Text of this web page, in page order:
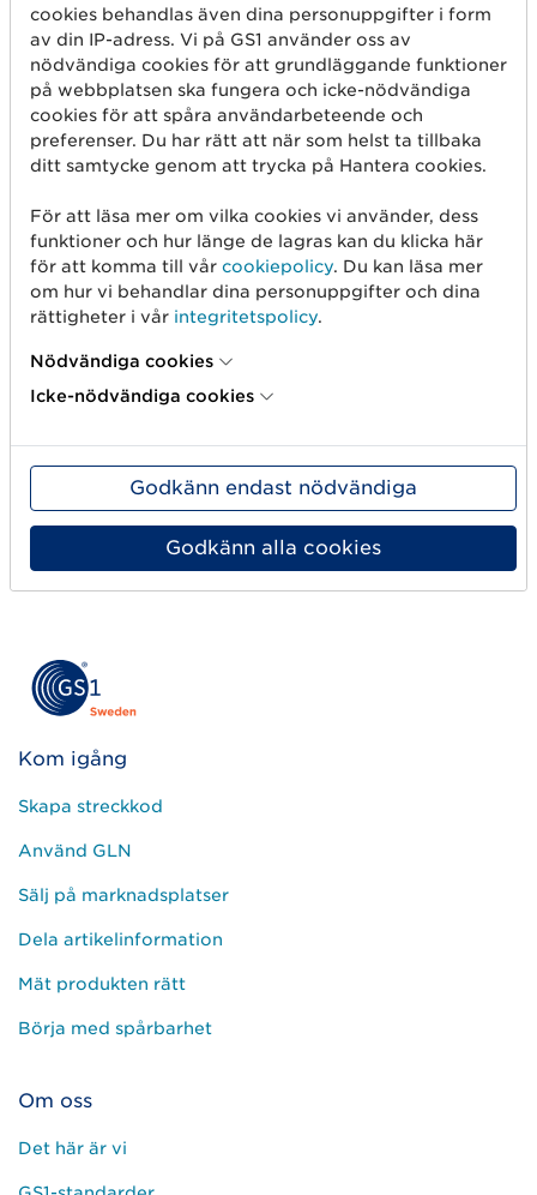
Får ett svenskt företag arkivera elektroniska fakturor
utomlands när bokföringen sköts utomlands?
Hur gör jag för att kreditera ett felaktigt fakturerat pris?
ESAP 6: Hur ser det kompletta informationsflödet ut för
avrop till faktura när det ingår flera bekräftelser för
samma avrop?
Hur länge behöver elektroniska fakturor arkiveras?
Kom igång
Skapa streckkod
Använd GLN
Sälj på marknadsplatser
Dela artikelinformation
Mät produkten rätt
Börja med spårbarhet
Om oss
Det här är vi
cookies behandlas även dina personuppgifter i form
av din IP-adress. Vi på GS1 använder oss av
nödvändiga cookies för att grundläggande funktioner
på webbplatsen ska fungera och icke-nödvändiga
cookies för att spåra användarbeteende och
preferenser. Du har rätt att när som helst ta tillbaka
ditt samtycke genom att trycka på Hantera cookies.
För att läsa mer om vilka cookies vi använder, dess
funktioner och hur länge de lagras kan du klicka här
för att komma till vår cookiepolicy. Du kan läsa mer
om hur vi behandlar dina personuppgifter och dina
rättigheter i vår integritetspolicy.
Nödvändiga cookies
Icke-nödvändiga cookies
Godkänn endast nödvändiga
Godkänn alla cookies